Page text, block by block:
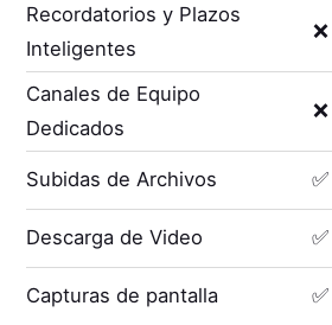
Recordatorios y Plazos
Inteligentes
❌
Canales de Equipo
Dedicados
❌
Subidas de Archivos ✅
Descarga de Video ✅
Capturas de pantalla ✅